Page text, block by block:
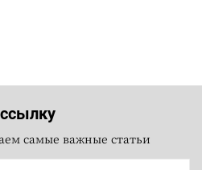
самые важные статьи